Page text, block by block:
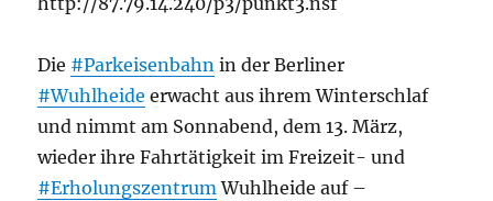
Die #Parkeisenbahn in der Berliner
#Wuhlheide erwacht aus ihrem Winterschlaf
und nimmt am Sonnabend, dem 13. März,
wieder ihre Fahrtätigkeit im Freizeit- und
#ErholungszentrumWuhlheide auf –